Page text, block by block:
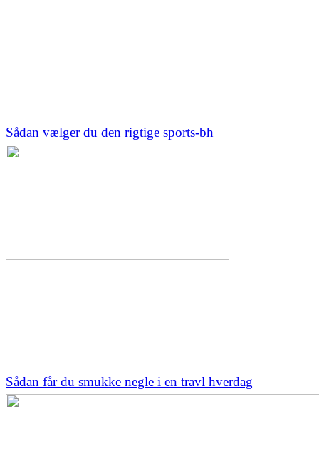
Sådan vælger du den rigtige sports-bh
Sådan får du smukke negle i en travl hverdag